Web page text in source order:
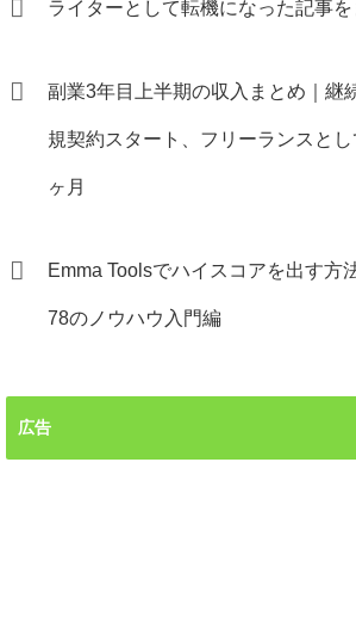
ライターとして転機になった記事
副業3年目上半期の収入まとめ｜継
規契約スタート、フリーランスと
ヶ月
Emma Toolsでハイスコアを出す方
78のノウハウ入門編
広告